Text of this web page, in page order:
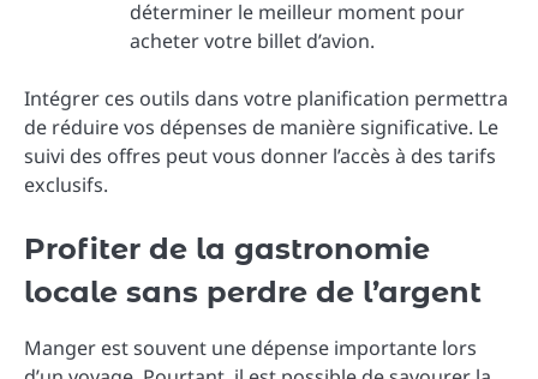
déterminer le meilleur moment pour
acheter votre billet d’avion.
Intégrer ces outils dans votre planification permettra
de réduire vos dépenses de manière significative. Le
suivi des offres peut vous donner l’accès à des tarifs
exclusifs.
Profiter de la gastronomie
locale sans perdre de l’argent
Manger est souvent une dépense importante lors